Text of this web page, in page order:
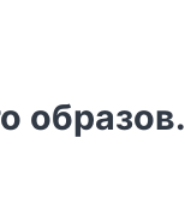
образов.